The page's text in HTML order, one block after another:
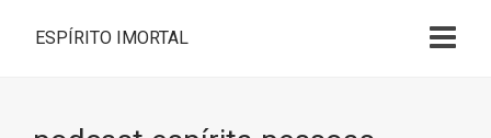
ESPÍRITO IMORTAL